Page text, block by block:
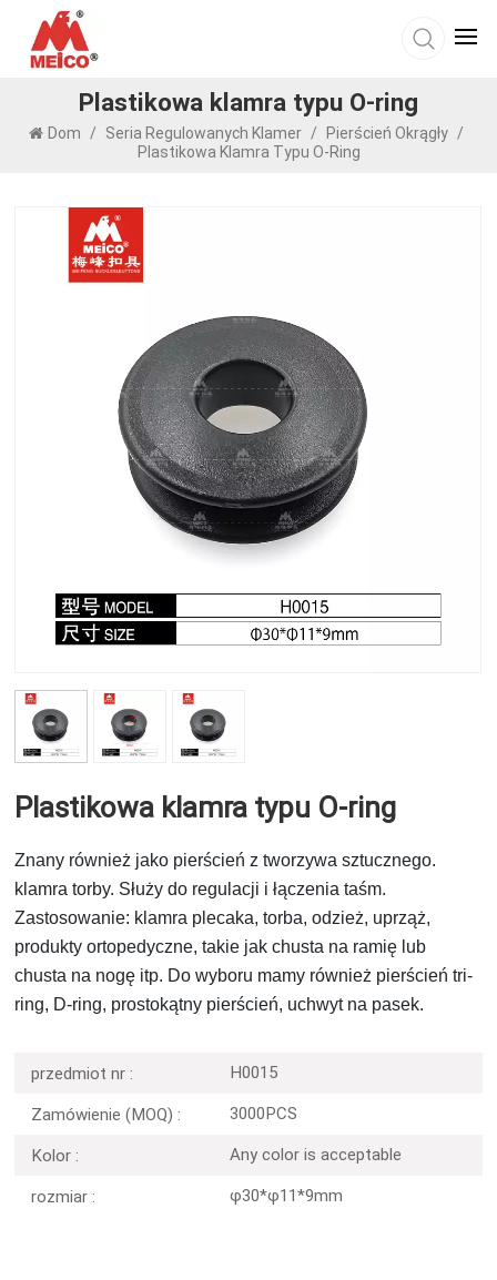
Plastikowa klamra typu O-ring
Dom / Seria Regulowanych Klamer / Pierścień Okrągły /
Plastikowa Klamra Typu O-Ring
Plastikowa klamra typu O-ring
Znany również jako pierścień z tworzywa sztucznego.
klamra torby. Służy do regulacji i łączenia taśm.
Zastosowanie: klamra plecaka, torba, odzież, uprząż,
produkty ortopedyczne, takie jak chusta na ramię lub
chusta na nogę itp. Do wyboru mamy również pierścień tri-
ring, D-ring, prostokątny pierścień, uchwyt na pasek.
przedmiot nr : H0015
Zamówienie (MOQ) : 3000PCS
Kolor : Any color is acceptable
rozmiar : φ30*φ11*9mm